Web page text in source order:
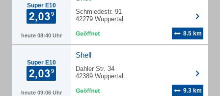
Super E10
heute 08:40 Uhr
Schmiedestr. 91
42279 Wuppertal
8.5 km
Super E10
heute 09:06 Uhr
Shell
Dahler Str. 34
42389 Wuppertal
9.3 km